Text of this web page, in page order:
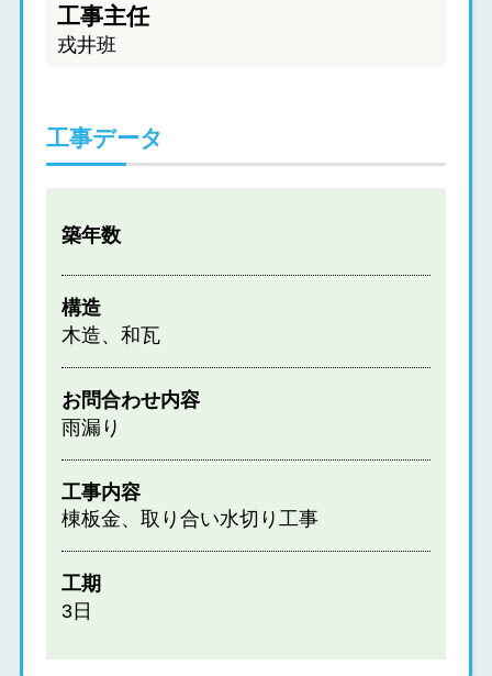
工事主任
戎井班
工事データ
築年数
構造
木造、和瓦
お問合わせ内容
雨漏り
工事内容
棟板金、取り合い水切り工事
工期
3日